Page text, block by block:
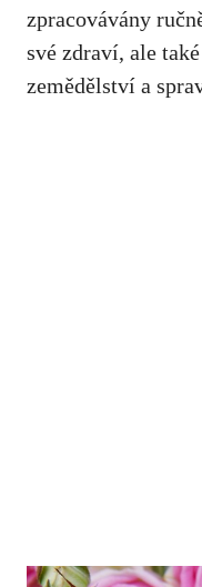
‍zpracovávány
své zdraví, ale
zemědělství a